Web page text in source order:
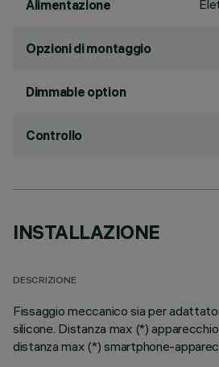
Alimentazione
Opzioni di montaggio
Dimmable option
Controllo
INSTALLAZIONE
DESCRIZIONE
Fissaggio meccanico sia per
silicone. Distanza max (*)
distanza max (*) smartphone-